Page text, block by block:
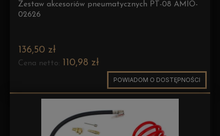
Zestaw akcesoriów pneumatycznych PT-08 AMIO-
02626
136,50 zł
Cena netto: 110,98 zł
POWIADOM O DOSTĘPNOŚCI